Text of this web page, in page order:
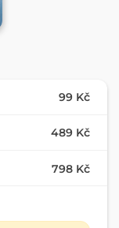
99 Kč
489 Kč
798 Kč